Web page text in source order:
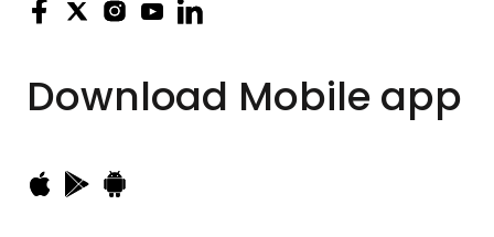
Download Mobile app